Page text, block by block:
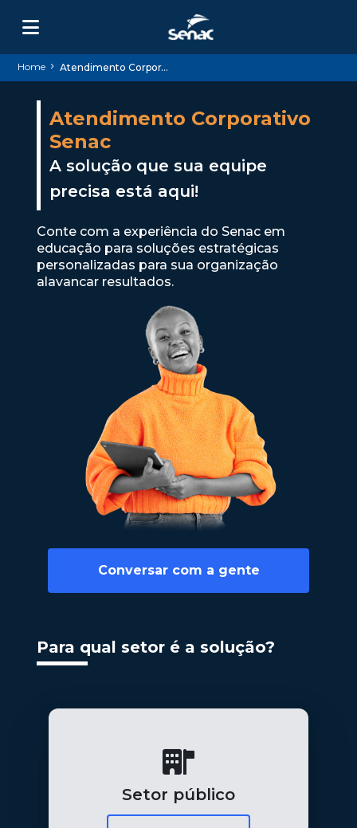
Home Atendimento Corporativo
Atendimento Corporativo
Senac
A solução que sua equipe
precisa está aqui!
Conte com a experiência do Senac em
educação para soluções estratégicas
personalizadas para sua organização
alavancar resultados.
Conversar com a gente
Para qual setor é a solução?
Setor público